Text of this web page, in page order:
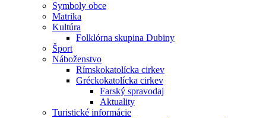
Symboly obce
Matrika
Kultúra
Folklórna skupina Dubiny
Šport
Náboženstvo
Rímskokatolícka cirkev
Gréckokatolícka cirkev
Farský spravodaj
Aktuality
Turistické informácie